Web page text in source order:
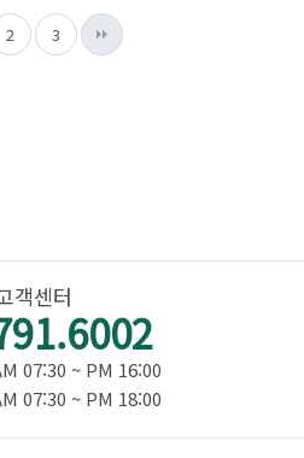
2 3
객센터
07:30 ~ PM 16:00
07:30 ~ PM 18:00